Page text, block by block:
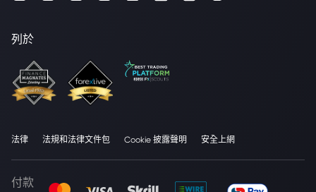
列於
法律 法規和法律文件包 Cookie 披露聲明 安全上網
付款